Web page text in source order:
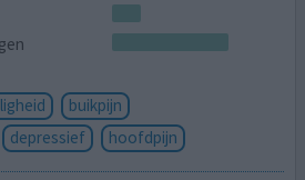
buikpijn
depressief hoofdpijn